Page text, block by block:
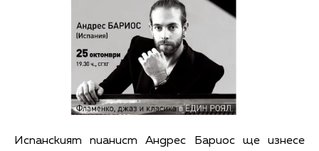
Испанският пианист Андрес Бариос ще изнесе